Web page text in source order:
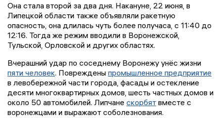
Она стала второй за два дня. Накануне, 22 июня, в
Липецкой области также объявляли ракетную
опасность, она длилась чуть более получаса, с 11:40 до
12:16. Тогда же режим вводили в Воронежской,
Тульской, Орловской и других областях.
Вчерашний удар по соседнему Воронежу унёс жизни
пяти человек. Повреждены промышленное предприятие
в левобережной части города, фасады и остекление
десяти многоквартирных домов, шесть частных домов и
около 50 автомобилей. Липчане скорбят вместе с
воронежцами и выражают соболезнования.